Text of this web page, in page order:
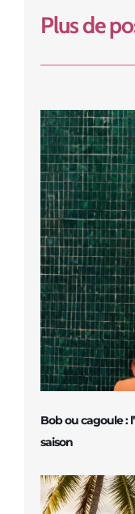
Plus de
Bob ou cagoule :
saison